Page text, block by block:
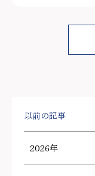
以前の記事
2026年